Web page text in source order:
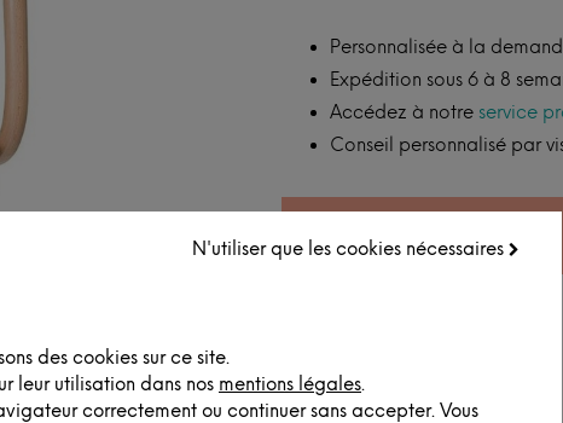
N'utiliser que les cookies nécessaires
des cookies sur ce site.
leur utilisation dans nos mentions légales.
correctement ou continuer sans accepter. Vous
Personnalisée à la
Expédition sous 6 à 8
Accédez à notre service
Conseil personnalisé par